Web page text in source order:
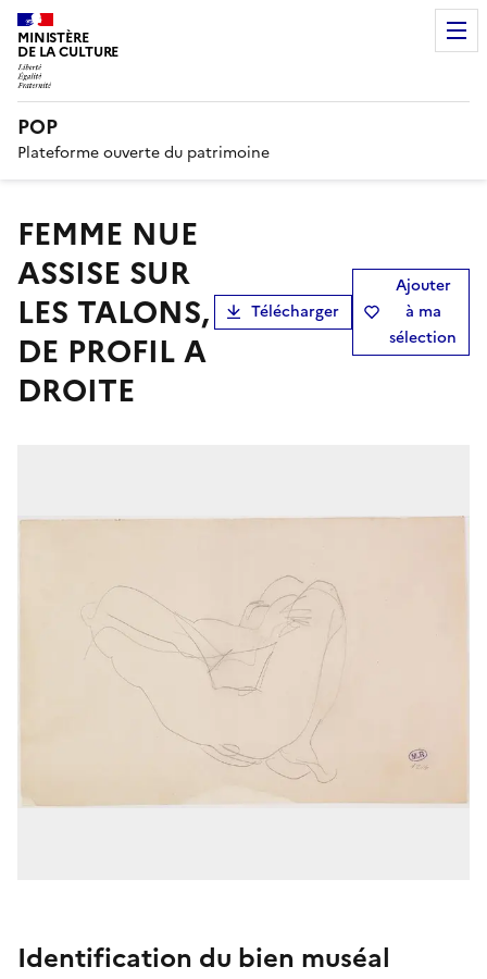
MINISTÈRE
DE LA CULTURE
POP
Plateforme ouverte du patrimoine
FEMME NUE
ASSISE SUR
LES TALONS,
DE PROFIL A
DROITE
Télécharger
Ajouter
à ma
sélection
Identification du bien muséal